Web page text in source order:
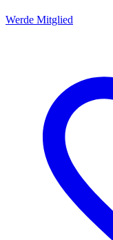
Werde Mitglied